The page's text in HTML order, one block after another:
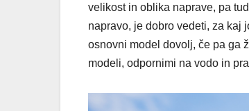
velikost in oblika naprave, pa
napravo, je dobro vedeti, za kaj
osnovni model dovolj, če pa ga
modeli, odpornimi na vodo in